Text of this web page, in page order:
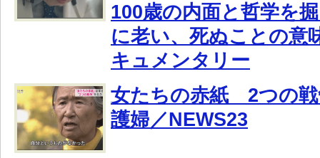
100歳の内面と哲学を
に老い、死ぬことの意
キュメンタリー
女たちの赤紙 2つの戦
護婦／NEWS23